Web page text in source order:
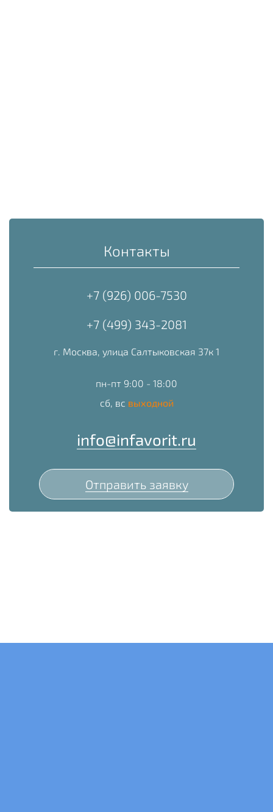
Контакты
+7 (926) 006-7530
+7 (499) 343-2081
г. Москва, улица Салтыковская 37к 1
пн-пт 9:00 - 18:00
сб, вс выходной
info@infavorit.ru
Отправить заявку